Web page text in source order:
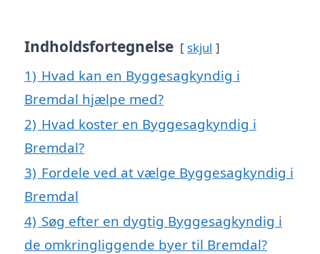
Indholdsfortegnelse skjul
1) Hvad kan en Byggesagkyndig i
Bremdal hjælpe med?
2) Hvad koster en Byggesagkyndig i
Bremdal?
3) Fordele ved at vælge Byggesagkyndig i
Bremdal
4) Søg efter en dygtig Byggesagkyndig i
de omkringliggende byer til Bremdal?